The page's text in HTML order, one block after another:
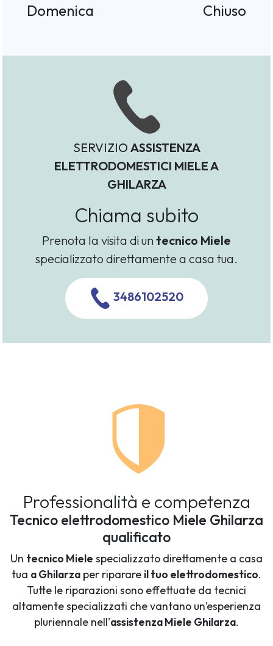
Domenica
Chiuso
SERVIZIO ASSISTENZA
ELETTRODOMESTICI MIELE A
GHILARZA
Chiama subito
Prenota la visita di untecnico Miele
specializzato direttamente a casa tua.
3486102520
Professionalità e competenza
Tecnico elettrodomestico Miele Ghilarza
qualificato
Un tecnico Miele specializzato direttamente a casa
tua a Ghilarza per riparare il tuo elettrodomestico.
Tutte le riparazioni sono effettuate da tecnici
altamente specializzati che vantano un’esperienza
pluriennale nell'assistenza Miele Ghilarza.